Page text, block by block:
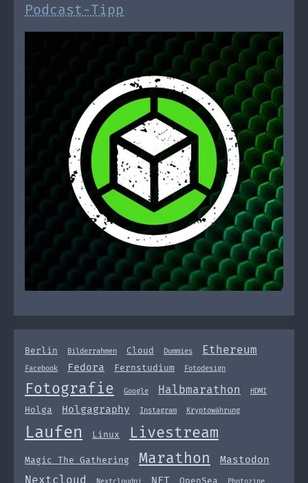
Podcast-Tipp
Berlin Bilderrahmen Cloud Dummies Ethereum
Facebook Fedora Fernstudium Fotodesign
Fotografie Google Halbmarathon HDMI
Holga Holgagraphy Instagram Kryptowährung
Laufen Linux Livestream
Magic The Gathering Marathon Mastodon
Nextcloud NFT OpenSea